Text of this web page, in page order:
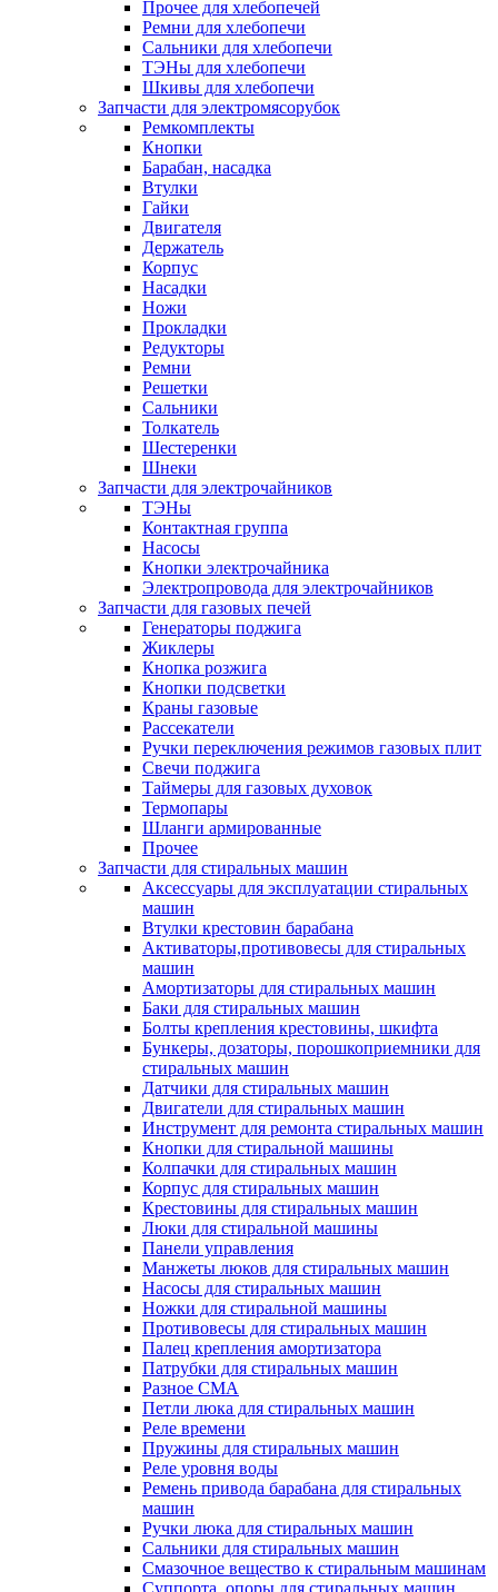
Прочее для хлебопечей
Ремни для хлебопечи
Сальники для хлебопечи
ТЭНы для хлебопечи
Шкивы для хлебопечи
Запчасти для электромясорубок
Ремкомплекты
Кнопки
Барабан, насадка
Втулки
Гайки
Двигателя
Держатель
Корпус
Насадки
Ножи
Прокладки
Редукторы
Ремни
Решетки
Сальники
Толкатель
Шестеренки
Шнеки
Запчасти для электрочайников
ТЭНы
Контактная группа
Насосы
Кнопки электрочайника
Электропровода для электрочайников
Запчасти для газовых печей
Генераторы поджига
Жиклеры
Кнопка розжига
Кнопки подсветки
Краны газовые
Рассекатели
Ручки переключения режимов газовых плит
Свечи поджига
Таймеры для газовых духовок
Термопары
Шланги армированные
Прочее
Запчасти для стиральных машин
Аксессуары для эксплуатации стиральных
машин
Втулки крестовин барабана
Активаторы,противовесы для стиральных
машин
Амортизаторы для стиральных машин
Баки для стиральных машин
Болты крепления крестовины, шкифта
Бункеры, дозаторы, порошкоприемники для
стиральных машин
Датчики для стиральных машин
Двигатели для стиральных машин
Инструмент для ремонта стиральных машин
Кнопки для стиральной машины
Колпачки для стиральных машин
Корпус для стиральных машин
Крестовины для стиральных машин
Люки для стиральной машины
Панели управления
Манжеты люков для стиральных машин
Насосы для стиральных машин
Ножки для стиральной машины
Противовесы для стиральных машин
Палец крепления амортизатора
Патрубки для стиральных машин
Разное СМА
Петли люка для стиральных машин
Реле времени
Пружины для стиральных машин
Реле уровня воды
Ремень привода барабана для стиральных
машин
Ручки люка для стиральных машин
Сальники для стиральных машин
Смазочное вещество к стиральным машинам
Суппорта, опоры для стиральных машин